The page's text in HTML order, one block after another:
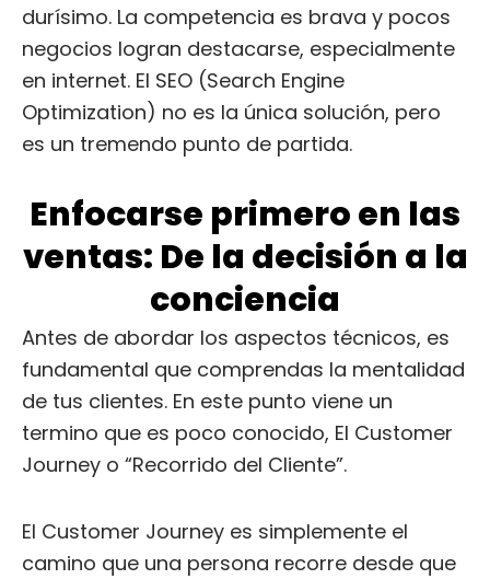
durísimo. La competencia es brava y pocos
negocios logran destacarse, especialmente
en internet. El SEO (Search Engine
Optimization) no es la única solución, pero
es un tremendo punto de partida.
Enfocarse primero en las
ventas: De la decisión a la
conciencia
Antes de abordar los aspectos técnicos, es
fundamental que comprendas la mentalidad
de tus clientes. En este punto viene un
termino que es poco conocido, El Customer
Journey o “Recorrido del Cliente”.
El Customer Journey es simplemente el
camino que una persona recorre desde que